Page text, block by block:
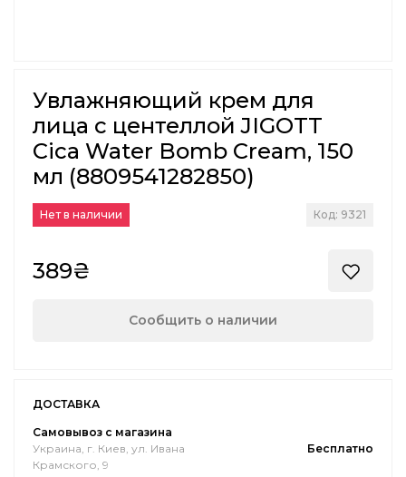
Увлажняющий крем для
лица с центеллой JIGOTT
Cica Water Bomb Cream, 150
мл (8809541282850)
Нет в наличии Код: 9321
389₴
Сообщить о наличии
ДОСТАВКА
Самовывоз с магазина
Украина, г. Киев, ул. Ивана
Крамского, 9
Бесплатно